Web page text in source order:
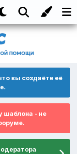
вы создаёте её
шаблона - не